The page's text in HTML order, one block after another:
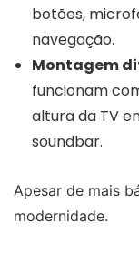
botões,
navegação.
Montagem
funcionam
altura da TV
soundbar.
Apesar de mais
modernidade.